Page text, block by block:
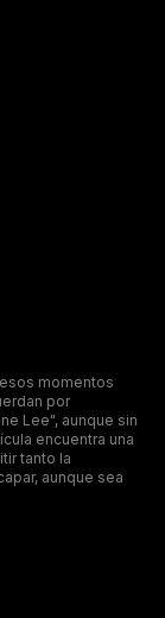
momentos
por
Lee", aunque sin
encuentra una
tanto la
aunque sea